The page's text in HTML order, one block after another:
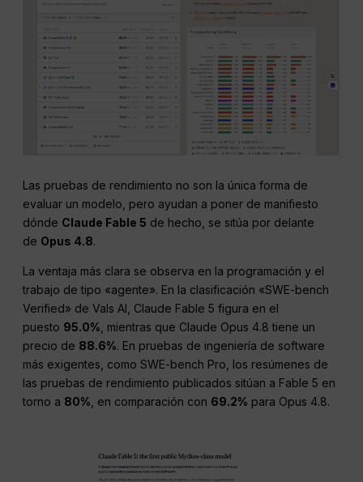
Las pruebas de rendimiento no son la única forma de
evaluar un modelo, pero ayudan a poner de manifiesto
dónde Claude Fable 5 de hecho, se sitúa por delante
de Opus 4.8.
La ventaja más clara se observa en la programación y el
trabajo de tipo «agente». En la clasificación «SWE-bench
Verified» de Vals AI, Claude Fable 5 figura en el
puesto 95.0% , mientras que Claude Opus 4.8 tiene un
precio de 88.6%. En pruebas de ingeniería de software
más exigentes, como SWE-bench Pro, los resúmenes de
las pruebas de rendimiento publicados sitúan a Fable 5 en
torno a 80% , en comparación con 69.2% para Opus 4.8.